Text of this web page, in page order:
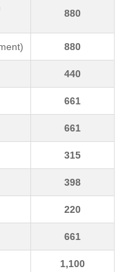
880
880
440
661
661
315
398
220
661
1,100